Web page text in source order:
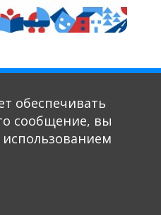
ООО «СибСР»
обеспечивать
сообщение, вы